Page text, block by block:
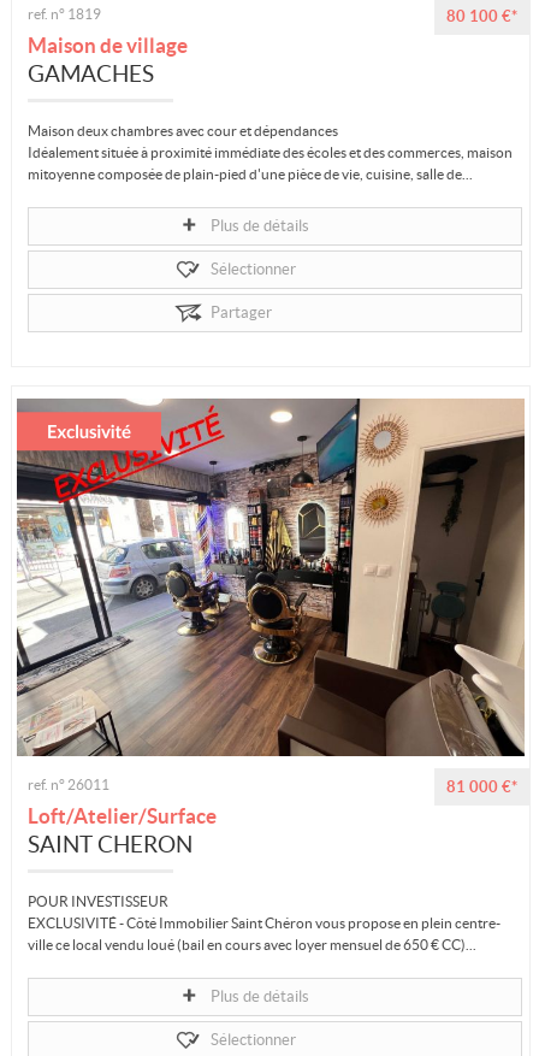
80 100 €*
ref. n° 1819
Maison de village
GAMACHES
Maison deux chambres avec cour et dépendances
Idéalement située à proximité immédiate des écoles et des commerces, maison
mitoyenne composée de plain-pied d'une pièce de vie, cuisine, salle de...
Plus de détails
Sélectionner
Partager
81 000 €*
ref. n° 26011
Loft/Atelier/Surface
SAINT CHERON
POUR INVESTISSEUR
EXCLUSIVITÉ - Côté Immobilier Saint Chéron vous propose en plein centre-
ville ce local vendu loué (bail en cours avec loyer mensuel de 650 € CC)...
Plus de détails
Sélectionner